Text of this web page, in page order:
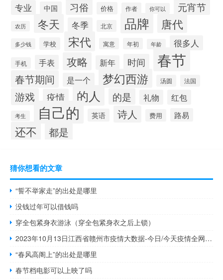
专业 中国 习俗 价格 作者 你可以 元宵节
农历 冬天 冬季 北京 品牌 唐代
多少钱 学校 宋代 寓意 年初 年龄 很多人
手机 手表 攻略 新年 时间 春节
春节期间 是一个 梦幻西游 汤圆 法国
游戏 疫情 的人 的是 礼物 红包
考生 自己的 英语 诗人 费用 路易
还不 都是
猜你想看的文章
“誓不举家走”的出处是哪里
没钱过年可以借钱吗
穿全包紧身衣游泳（穿全包紧身衣之后上锁）
2023年10月13日江西省赣州市疫情大数据-今日/今天疫情全网搜索最新实时消息动态情况通知播报
“春风高阁上”的出处是哪里
春节档电影可以上映了吗